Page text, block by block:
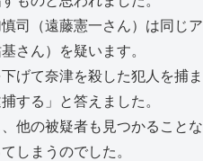
司（遠藤憲一さん）は同じア
さん）を疑います。
げて奈津を殺した犯人を捕ま
する」と答えました。
他の被疑者も見つかることな
しまうのでした。